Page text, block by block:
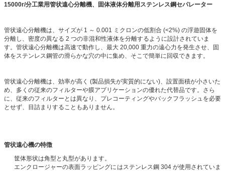
15000r/分工業用管状遠心分離機、固体液体分離用ステンレス鋼セパレーター
管状遠心分離機は、サイズが 1 ～ 0.001 ミクロンの低割合 (<2%) の浮遊固体を
分離し、密度の異なる 2 つの非混和性液体を分離するように設計されていま
す。管状遠心分離機は高速で動作し、最大 20,000 重力の遠心力を発生させ、固
体をステンレス鋼管の滑らかな穴の中に集め、そこで簡単に回収できます。
管状遠心分離機は、効率が高く (製品損失が実質的にない)、設置面積が小さいた
め、多くの従来のフィルターや膜アプリケーションの優れた代替品です。さら
に、従来のフィルターとは異なり、プレコーティングやバックフラッシュを必要
とせず、目詰まりすることもありません。
管状遠心機の特徴
筐体形状は角型と丸型があります。
エンクロージャーの表面ラッピングにはステンレス鋼 304 が使用されていま